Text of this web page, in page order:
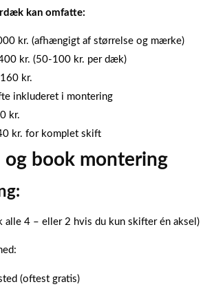
kan omfatte:
kr. (afhængigt af størrelse og mærke)
kr. (50-100 kr. per dæk)
kr.
inkluderet i montering
kr.
kr. for komplet skift
og book montering
4 – eller 2 hvis du kun skifter én aksel)
(oftest gratis)